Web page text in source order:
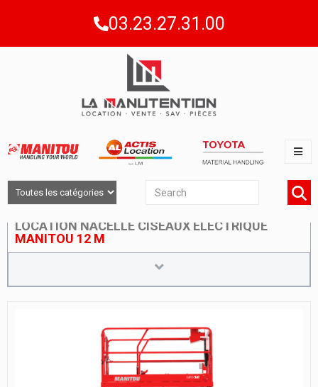
03.23.27.31.00
LOCATION NACELLE CISEAUX ÉLECTRIQUE
MANITOU 12 M